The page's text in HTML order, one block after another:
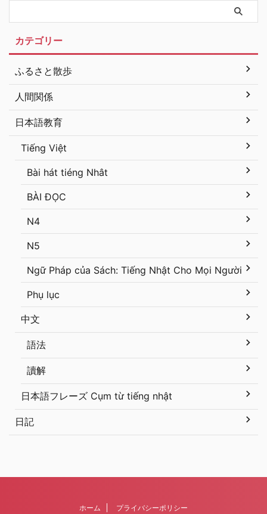
カテゴリー
ふるさと散歩
人間関係
日本語教育
Tiếng Việt
Bài hát tiéng Nhât
BÀI ĐỌC
N4
N5
Ngữ Pháp của Sách: Tiếng Nhật Cho Mọi Người
Phụ lục
中文
語法
讀解
日本語フレーズ Cụm từ tiếng nhật
日記
ホーム プライバシーポリシー